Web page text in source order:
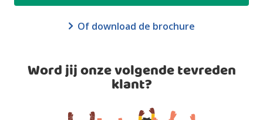
Of download de brochure
Word jij onze volgende tevreden
klant?